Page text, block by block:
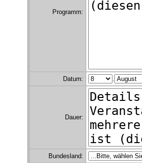
Programm:
Datum: .
Dauer:
Bundesland: